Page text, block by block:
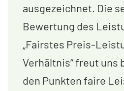
ausgezeichnet. Die
Bewertung des
„Fairstes Preis-
Verhältnis“ freut uns
den Punkten faire